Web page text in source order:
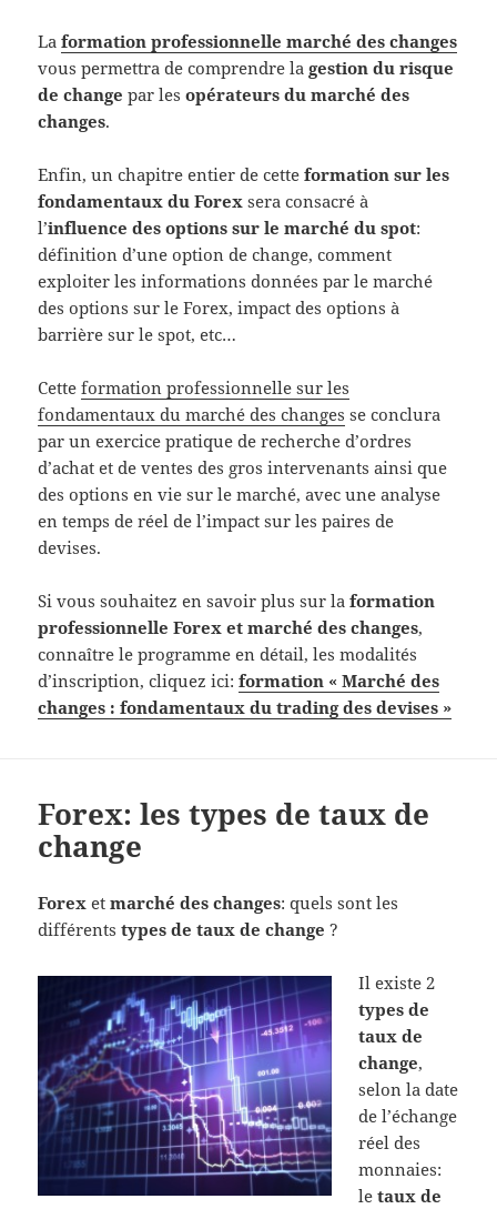
Laformation professionnelle marché des changes
vous permettra de comprendre lagestion du risque
de change par lesopérateurs du marché des
changes.
Enfin, un chapitre entier de cetteformation sur les
fondamentaux du Forex sera consacré à
l’influence des options sur le marché du spot:
définition d’une option de change, comment
exploiter les informations données par le marché
des options sur le Forex, impact des options à
barrière sur le spot, etc…
Cetteformation professionnelle sur les
fondamentaux du marché des changes se conclura
par un exercice pratique de recherche d’ordres
d’achat et de ventes des gros intervenants ainsi que
des options en vie sur le marché, avec une analyse
en temps de réel de l’impact sur les paires de
devises.
Si vous souhaitez en savoir plus sur laformation
professionnelle Forex et marché des changes,
connaître le programme en détail, les modalités
d’inscription, cliquez ici:formation « Marché des
changes : fondamentaux du trading des devises »
Forex: les types de taux de
change
Forex etmarché des changes: quels sont les
différentstypes de taux de change ?
Il existe 2
types de
taux de
change,
selon la date
de l’échange
réel des
monnaies:
letaux de